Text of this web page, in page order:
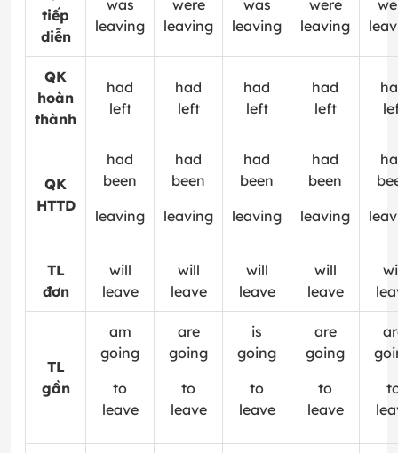
tiếp
diễn
was
leaving
were
leaving
was
leaving
were
leaving
QK
hoàn
thành
had
left
had
left
had
left
had
left
QK
HTTD
had
been
leaving
had
been
leaving
had
been
leaving
had
been
leaving
TL
đơn
will
leave
will
leave
will
leave
will
leave
TL
gần
am
going
to
leave
are
going
to
leave
is
going
to
leave
are
going
to
leave